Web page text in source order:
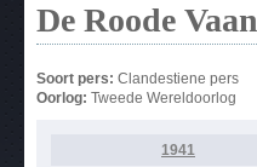
De Roode Vaan
Soort pers: Clandestiene pers
Oorlog: Tweede Wereldoorlog
1941